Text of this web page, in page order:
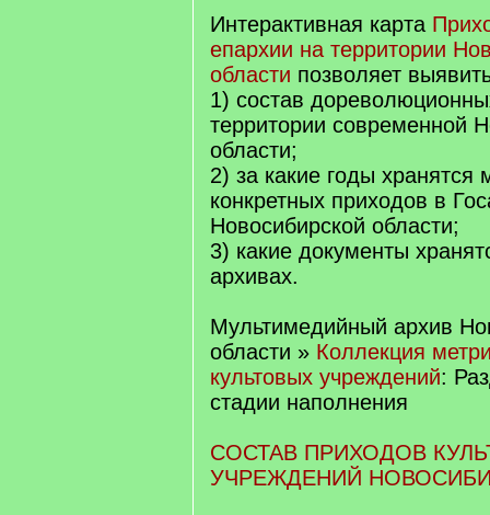
Интерактивная карта
епархии на территории
области позволяет
1) состав
территории современной
области;
2) за какие годы хранятся
конкретных приходов в
Новосибирской области;
3) какие документы
архивах.
Мультимедийный архив
области » Коллекция
культовых учреждений:
стадии наполнения
СОСТАВ ПРИХОДОВ
УЧРЕЖДЕНИЙ